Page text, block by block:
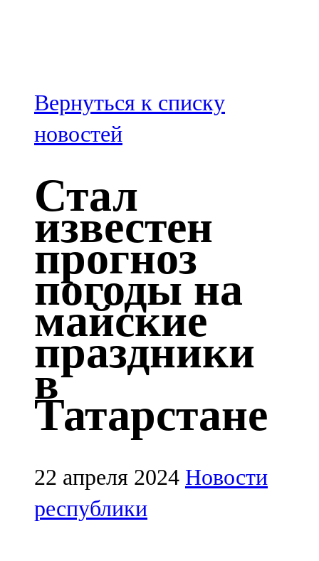
100,3 FM
Зәй
106,6 FM
Кадыбаш
105,2 FM
Казан
91,5 FM
Кайбыч
106,1 FM
Кама тамагы
71,51 FM
Кукмара
107,9 FM
Лениногорский
102,1 FM
Вернуться к списку
новостей
Стал
известен
прогноз
погоды на
майские
праздники
в
Татарстане
22 апреля 2024 Новости
республики